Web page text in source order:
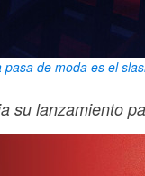
de moda es el
su lanzamiento